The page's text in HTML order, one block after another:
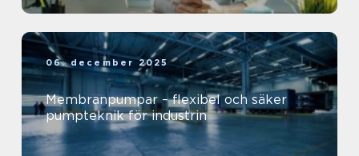
06. december 2025
Membranpumpar – flexibel och säker
pumpteknik för industrin